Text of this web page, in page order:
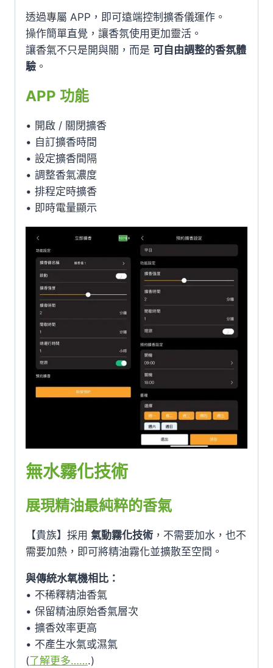
透過專屬 APP，即可遠端控制擴香儀運作。
操作簡單直覺，讓香氛使用更加靈活。
讓香氣不只是開與關，而是 可自由調整的香氛體
驗 。
APP 功能
• 開啟 / 關閉擴香
• 自訂擴香時間
• 設定擴香間隔
• 調整香氣濃度
• 排程定時擴香
• 即時電量顯示
無水霧化技術
展現精油最純粹的香氣
【貴族】採用 氣動霧化技術 ，不需要加水，也不
需要加熱，即可將精油霧化並擴散至空間。
與傳統水氧機相比：
• 不稀釋精油香氣
• 保留精油原始香氣層次
• 擴香效率更高
• 不產生水氣或濕氣
(了解更多…….)